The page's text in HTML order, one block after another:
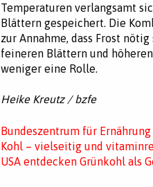
Temperaturen verlangsamt
Blättern gespeichert. Die
zur Annahme, dass Frost
feineren Blättern und
weniger eine Rolle.
Heike Kreutz / bzfe
Bundeszentrum für Ernährung
Kohl – vielseitig und
USA entdecken Grünkohl als